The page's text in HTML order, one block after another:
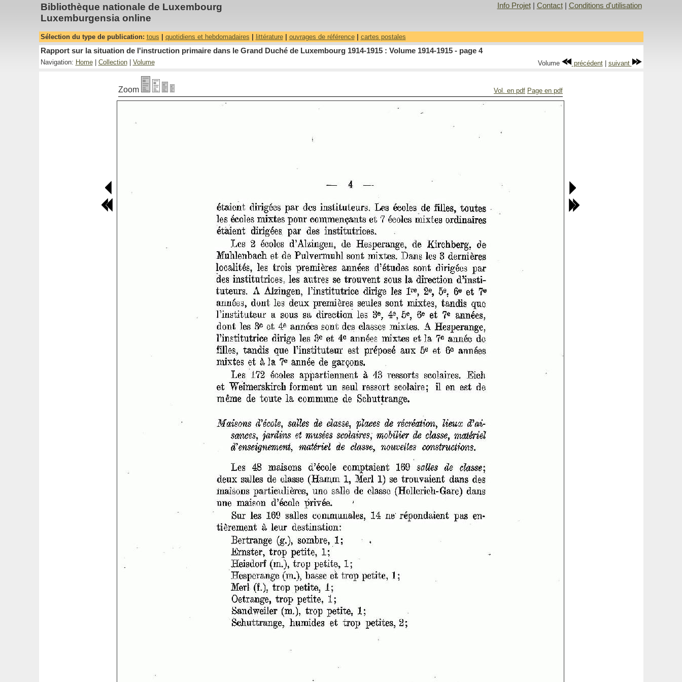
Bibliothèque nationale de Luxembourg
Luxemburgensia online
Info Projet| Contact| Conditions d'utilisation
Sélection du type de publication: tous quotidiens et hebdomadaires littérature| ouvrages de référence| cartes postales
Rapport sur la situation de l'instruction primaire dans le Grand Duché de Luxembourg 1914-1915 : Volume 1914-1915 - page 4
Navigation: Home| Collection| Volume Volume précédent| suivant
Zoom Vol. en pdf Page en pdf